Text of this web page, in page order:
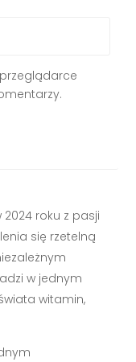
2024 roku z pasji
się rzetelną
w jednym
witamin,